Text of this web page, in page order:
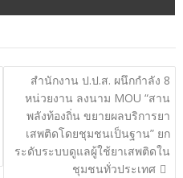
สำนักงาน ป.ป.ส. ผนึกกำลัง 8
หน่วยงาน ลงนาม MOU “สาน
พลังท้องถิ่น ขยายผลบริการยา
เสพติดโดยชุมชนเป็นฐาน” ยก
ระดับระบบดูแลผู้ใช้ยาเสพติดใน
ชุมชนทั่วประเทศ